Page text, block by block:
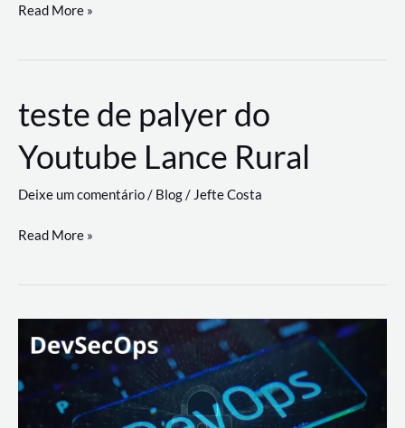
GitHub
revoluciona
de
trabalho
com
a
workflows
Read More »
teste de palyer do
Youtube Lance Rural
Deixe um comentário/ Blog/ Jefte Costa
teste
palyer
Lance
Rural
Read More »